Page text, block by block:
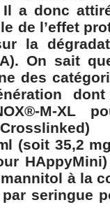
Il a donc
de l’effet
la
On sait
des
dont
M-XL
(soit 35,2
à la
seringue